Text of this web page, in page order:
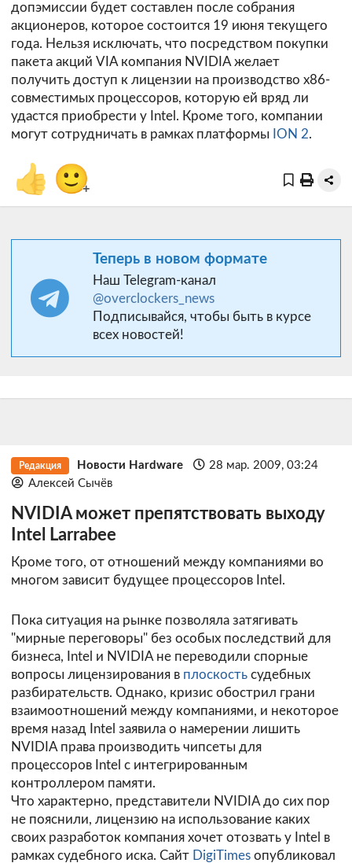
допэмиссии будет составлен после собрания
акционеров, которое состоится 19 июня текущего
года. Нельзя исключать, что посредством покупки
пакета акций VIA компания NVIDIA желает
получить доступ к лицензии на производство x86-
совместимых процессоров, которую ей вряд ли
удастся приобрести у Intel. Кроме того, компании
могут сотрудничать в рамках платформы ION 2.
👍 🙂+
Теперь в новом формате
Наш Telegram-канал
@overclockers_news
Подписывайся, чтобы быть в курсе
всех новостей!
Редакция Новости Hardware
28 мар. 2009, 03:24
Алексей Сычёв
NVIDIA может препятствовать выходу
Intel Larrabee
Кроме того, от отношений между компаниями во
многом зависит будущее процессоров Intel.
Пока ситуация на рынке позволяла затягивать
"мирные переговоры" без особых последствий для
бизнеса, Intel и NVIDIA не переводили спорные
вопросы лицензирования в плоскость судебных
разбирательств. Однако, кризис обострил грани
взаимоотношений между компаниями, и некоторое
время назад Intel заявила о намерении лишить
NVIDIA права производить чипсеты для
процессоров Intel с интегрированным
контроллером памяти.
Что характерно, представители NVIDIA до сих пор
не пояснили, лицензию на использование каких
своих разработок компания хочет отозвать у Intel в
рамках судебного иска. Сайт DigiTimes опубликовал